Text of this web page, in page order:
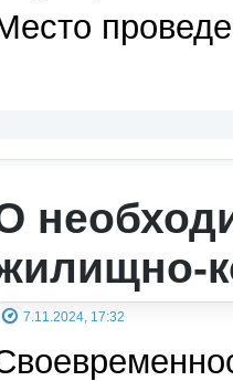
7.11.2024, 17:32